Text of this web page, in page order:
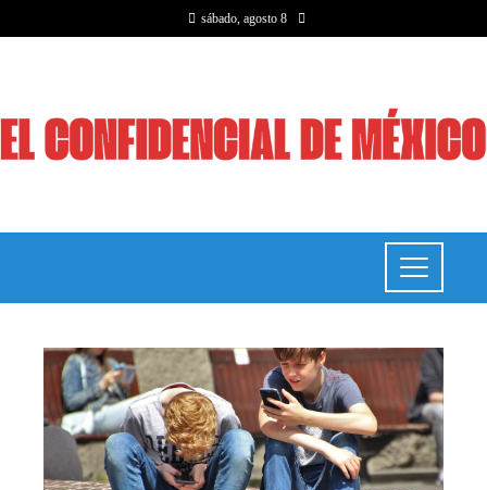
sábado, agosto 8